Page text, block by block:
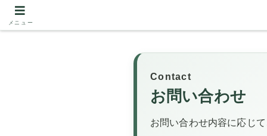
Contact
お問い合わせ
お問い合わせ内容に応じ
メニュー